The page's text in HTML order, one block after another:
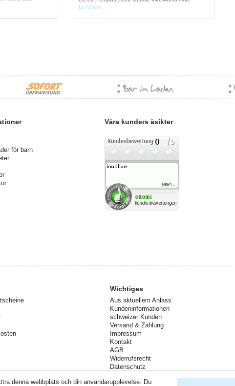
Leverans
för barn
Våra kunders åsikter
Wichtiges
Aus aktuellem Anlass
Kundeninformationen
schweizer Kunden
Versand & Zahlung
Impressum
Kontakt
AGB
Widerrufsrecht
Datenschutz
Lieferzeiten
denna webbplats och din användarupplevelse. Du